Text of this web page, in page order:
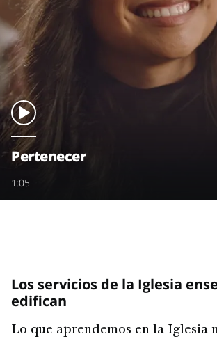
Pertenecer
1:05
Los servicios de la Iglesia
edifican
Lo que aprendemos en la Iglesia